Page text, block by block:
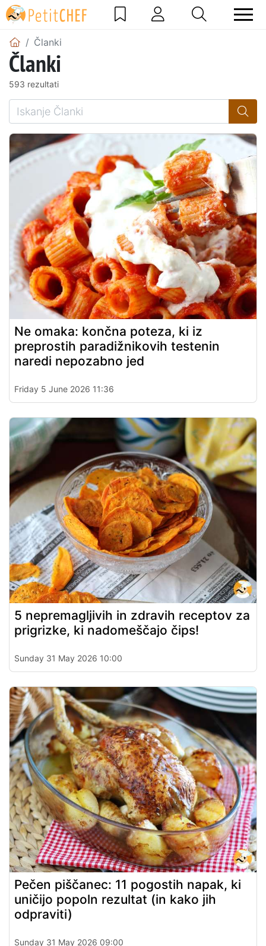
Članki
Članki
593 rezultati
Ne omaka: končna poteza, ki iz
preprostih paradižnikovih testenin
naredi nepozabno jed
Friday 5 June 2026 11:36
5 nepremagljivih in zdravih receptov za
prigrizke, ki nadomeščajo čips!
Sunday 31 May 2026 10:00
Pečen piščanec: 11 pogostih napak, ki
uničijo popoln rezultat (in kako jih
odpraviti)
Sunday 31 May 2026 09:00